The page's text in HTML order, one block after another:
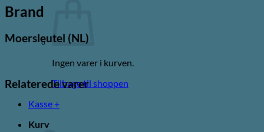
Ingen varer i kurven.
Tilbage til shoppen
Kasse +
Kurv
Brand
Moersleutel (NL)
Relaterede varer